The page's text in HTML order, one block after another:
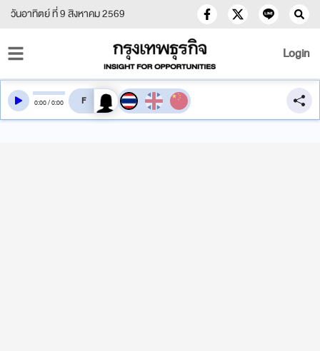
วันอาทิตย์ ที่ 9 สิงหาคม 2569
Login
0:00/0:00 สลับเสียงอ่าน